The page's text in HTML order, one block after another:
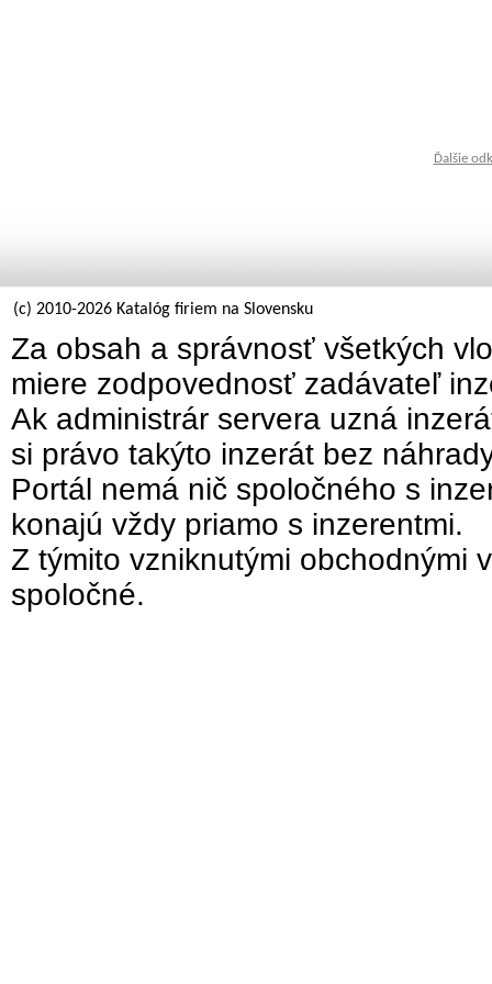
Ďalšie
(c) 2010-2026 Katalóg firiem na Slovensku
Za obsah a správnosť všetkých
miere zodpovednosť zadávateľ
Ak administrár servera uzná
si právo takýto inzerát bez
Portál nemá nič spoločného s
konajú vždy priamo s inzerentmi.
Z týmito vzniknutými obchodnými
spoločné.